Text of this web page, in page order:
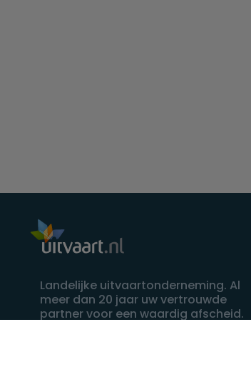
Landelijke uitvaartonderneming. Al
meer dan 20 jaar uw vertrouwde
partner voor een waardig afscheid.